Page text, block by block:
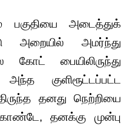
பகுதியை அடைத்துக்
அறையில் அமர்ந்து
பையிலிருந்து
குளிரூட்டப்பட்ட
தனது நெற்றியை
தனக்கு முன்பு